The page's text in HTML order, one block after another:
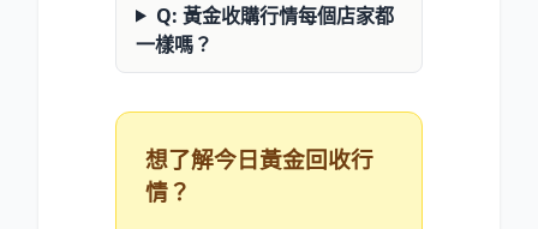
Q: 黃金收購行情每個店家都
一樣嗎？
想了解今日黃金回收行
情？